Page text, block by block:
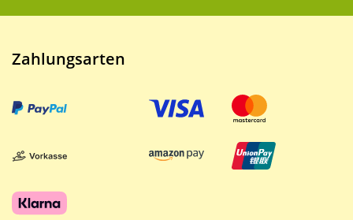
Zahlungsarten